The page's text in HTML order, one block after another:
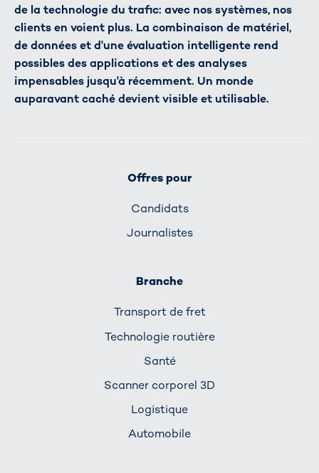
de la technologie du trafic: avec nos systèmes, nos
clients en voient plus. La combinaison de matériel,
de données et d'une évaluation intelligente rend
possibles des applications et des analyses
impensables jusqu'à récemment. Un monde
auparavant caché devient visible et utilisable.
Offres pour
Candidats
Journalistes
Branche
Transport de fret
Technologie routière
Santé
Scanner corporel 3D
Logistique
Automobile